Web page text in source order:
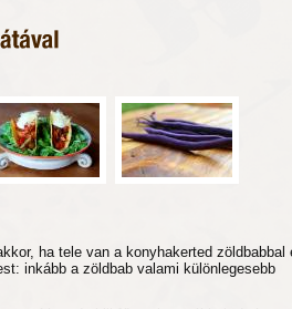
ha tele van a konyhakerted zöldbabbal
inkább a zöldbab valami különlegesebb